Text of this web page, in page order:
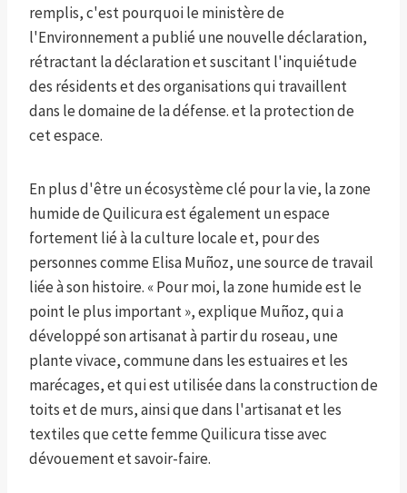
remplis, c'est pourquoi le ministère de
l'Environnement a publié une nouvelle déclaration,
rétractant la déclaration et suscitant l'inquiétude
des résidents et des organisations qui travaillent
dans le domaine de la défense. et la protection de
cet espace.
En plus d'être un écosystème clé pour la vie, la zone
humide de Quilicura est également un espace
fortement lié à la culture locale et, pour des
personnes comme Elisa Muñoz, une source de travail
liée à son histoire. « Pour moi, la zone humide est le
point le plus important », explique Muñoz, qui a
développé son artisanat à partir du roseau, une
plante vivace, commune dans les estuaires et les
marécages, et qui est utilisée dans la construction de
toits et de murs, ainsi que dans l'artisanat et les
textiles que cette femme Quilicura tisse avec
dévouement et savoir-faire.